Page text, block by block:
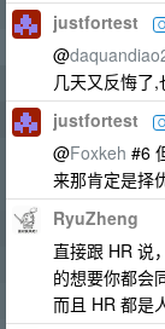
justfortest
@
几天又反悔了
justfortest
@Foxkeh #6
来那肯定是择
RyuZheng
直接跟 HR 说
的想要你都会
而且 HR 都是